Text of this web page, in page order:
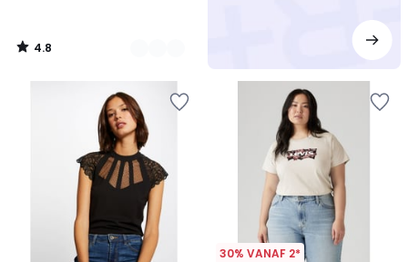
4.8
/
30% VANAF 2*